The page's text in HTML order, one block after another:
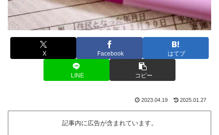
X Facebook はてブ
LINE コピー
2023.04.19 2025.01.27
記事内に広告が含まれています。